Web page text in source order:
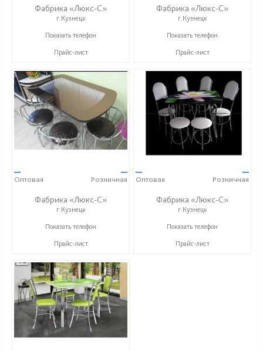
Фабрика «Люкс-С»
г.Кузнецк
+ 7 (999) 748-11-11
Показать телефон
Прайс-лист
Фабрика «Люкс-С»
г.Кузнецк
+ 7 (999) 748-11-11
Показать телефон
Прайс-лист
—
Оптовая
—
Розничная
Фабрика «Люкс-С»
г.Кузнецк
+ 7 (999) 748-11-11
Показать телефон
Прайс-лист
—
Оптовая
—
Розничная
Фабрика «Люкс-С»
г.Кузнецк
+ 7 (999) 748-11-11
Показать телефон
Прайс-лист